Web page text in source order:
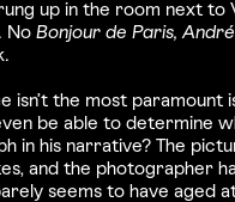
up in the room next to
No Bonjour de Paris,
isn’t the most paramount
be able to determine
in his narrative? The
and the photographer
seems to have aged